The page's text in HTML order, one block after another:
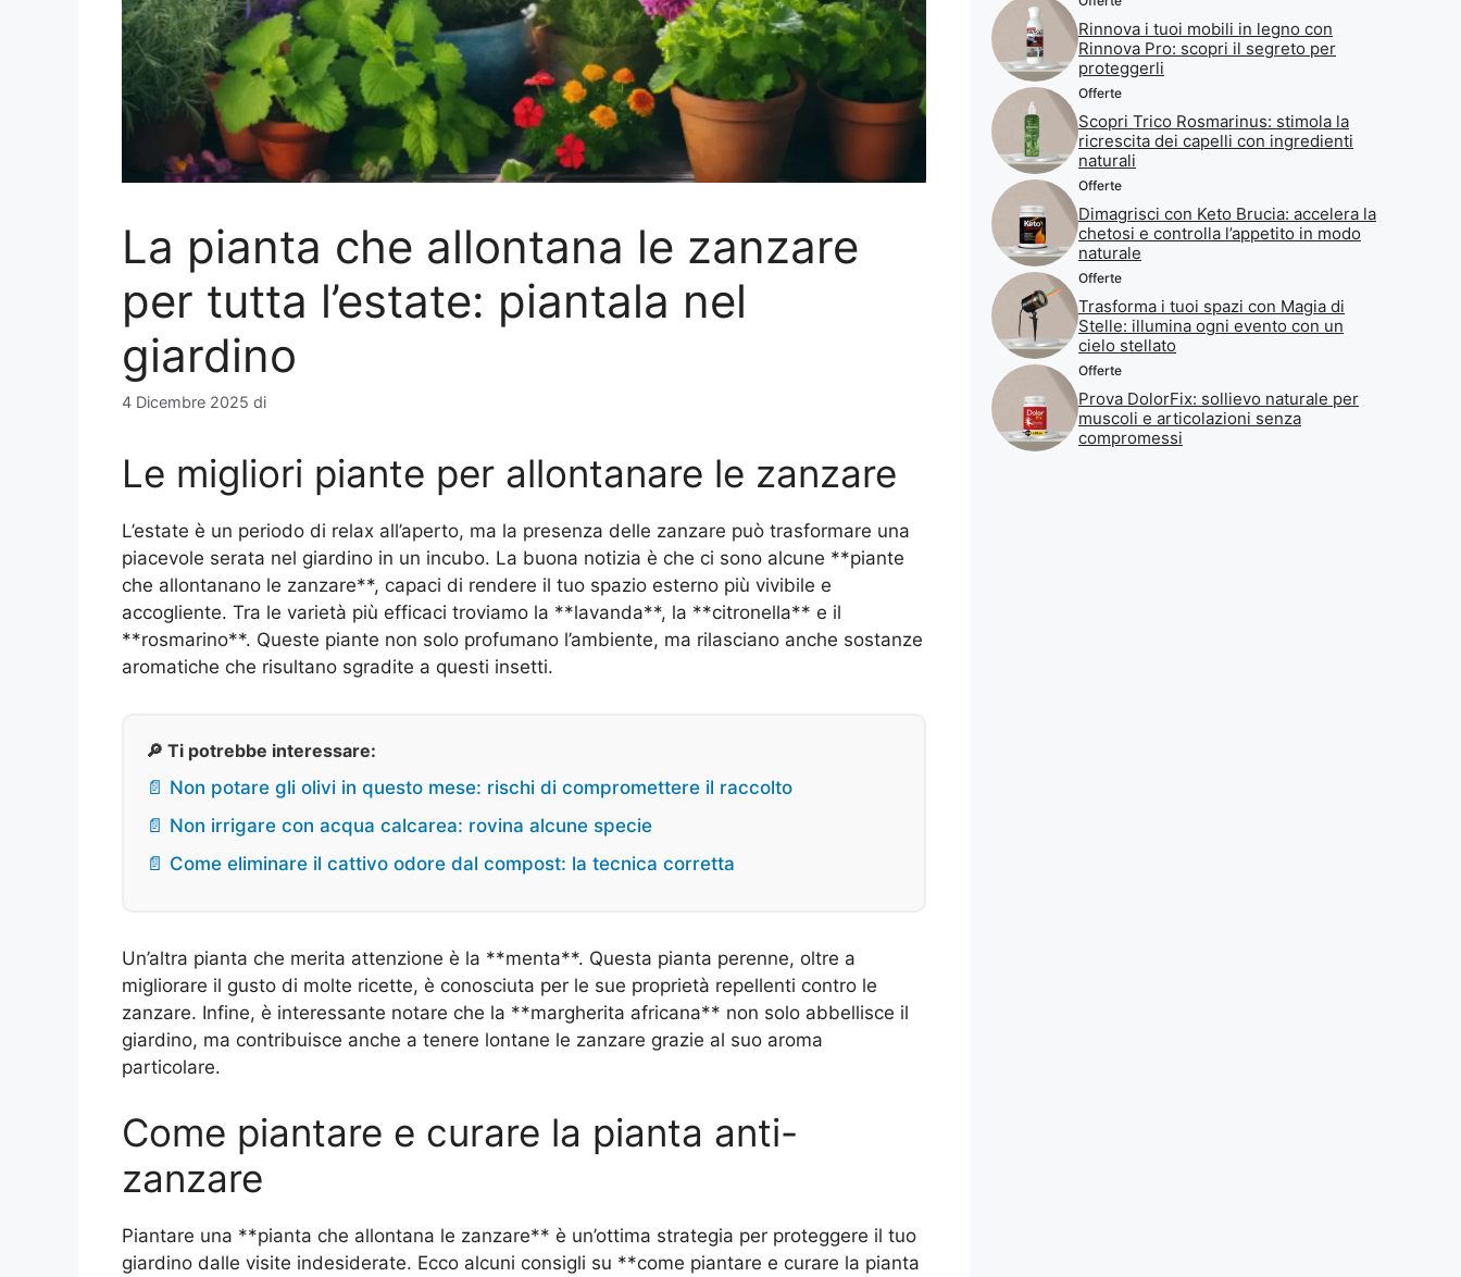
La pianta che allontana le zanzare
per tutta l’estate: piantala nel
giardino
4 Dicembre 2025 di
Le migliori piante per allontanare le zanzare
L’estate è un periodo di relax all’aperto, ma la presenza delle zanzare può trasformare una
piacevole serata nel giardino in un incubo. La buona notizia è che ci sono alcune **piante
che allontanano le zanzare**, capaci di rendere il tuo spazio esterno più vivibile e
accogliente. Tra le varietà più efficaci troviamo la **lavanda**, la **citronella** e il
**rosmarino**. Queste piante non solo profumano l’ambiente, ma rilasciano anche sostanze
aromatiche che risultano sgradite a questi insetti.
🔎 Ti potrebbe interessare:
📄 Non potare gli olivi in questo mese: rischi di compromettere il raccolto
📄 Non irrigare con acqua calcarea: rovina alcune specie
📄 Come eliminare il cattivo odore dal compost: la tecnica corretta
Un’altra pianta che merita attenzione è la **menta**. Questa pianta perenne, oltre a
migliorare il gusto di molte ricette, è conosciuta per le sue proprietà repellenti contro le
zanzare. Infine, è interessante notare che la **margherita africana** non solo abbellisce il
giardino, ma contribuisce anche a tenere lontane le zanzare grazie al suo aroma
particolare.
Come piantare e curare la pianta anti-
zanzare
Piantare una **pianta che allontana le zanzare** è un’ottima strategia per proteggere il tuo
giardino dalle visite indesiderate. Ecco alcuni consigli su **come piantare e curare la pianta
Rinnova i tuoi mobili in legno con
Rinnova Pro: scopri il segreto per
proteggerli
Offerte
Scopri Trico Rosmarinus: stimola la
ricrescita dei capelli con ingredienti
naturali
Offerte
Dimagrisci con Keto Brucia: accelera la
chetosi e controlla l’appetito in modo
naturale
Offerte
Trasforma i tuoi spazi con Magia di
Stelle: illumina ogni evento con un
cielo stellato
Offerte
Prova DolorFix: sollievo naturale per
muscoli e articolazioni senza
compromessi